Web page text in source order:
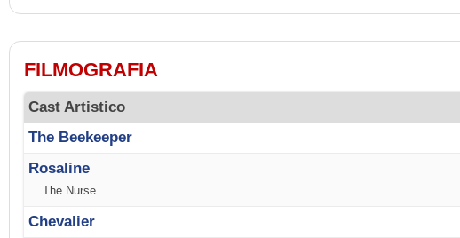
FILMOGRAFIA
Cast Artistico
The Beekeeper
Rosaline
... The Nurse
Chevalier